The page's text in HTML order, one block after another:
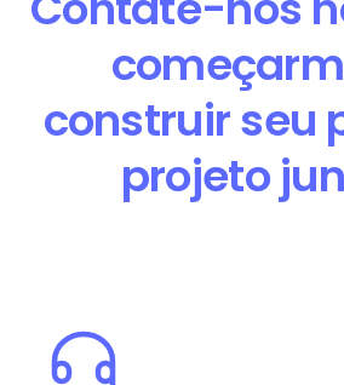
construir seu
projeto